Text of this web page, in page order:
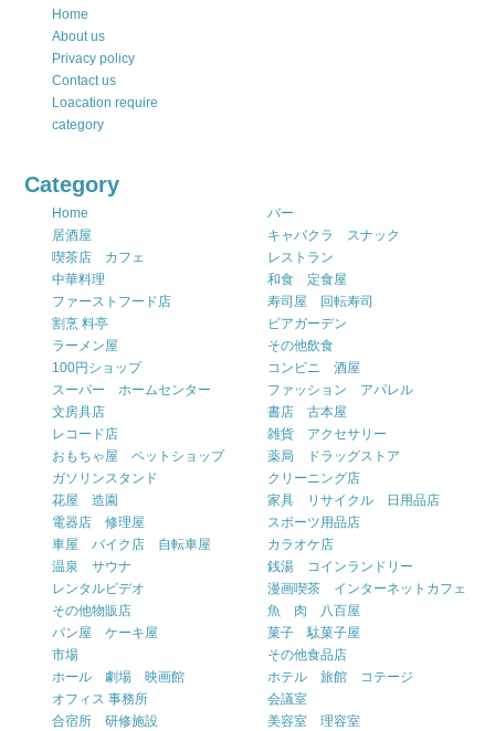
Home
About us
Privacy policy
Contact us
Loacation require
category
Category
Home
バー
居酒屋
キャバクラ スナック
喫茶店 カフェ
レストラン
中華料理
和食 定食屋
ファーストフード店
寿司屋 回転寿司
割烹 料亭
ビアガーデン
ラーメン屋
その他飲食
100円ショップ
コンビニ 酒屋
スーパー ホームセンター
ファッション アパレル
文房具店
書店 古本屋
レコード店
雑貨 アクセサリー
おもちゃ屋 ペットショップ
薬局 ドラッグストア
ガソリンスタンド
クリーニング店
花屋 造園
家具 リサイクル 日用品店
電器店 修理屋
スポーツ用品店
車屋 バイク店 自転車屋
カラオケ店
温泉 サウナ
銭湯 コインランドリー
レンタルビデオ
漫画喫茶 インターネットカフェ
その他物販店
魚 肉 八百屋
パン屋 ケーキ屋
菓子 駄菓子屋
市場
その他食品店
ホール 劇場 映画館
ホテル 旅館 コテージ
オフィス 事務所
会議室
合宿所 研修施設
美容室 理容室